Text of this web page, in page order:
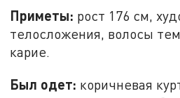
Приметы: рост 176 см,
телосложения, волосы
карие.
Был одет: коричневая